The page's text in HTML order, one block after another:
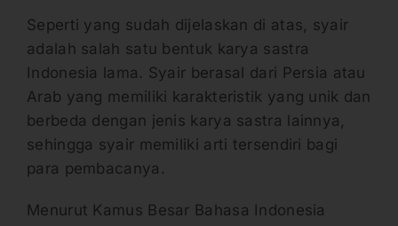
Seperti yang sudah dijelaskan di atas, syair
adalah salah satu bentuk karya sastra
Indonesia lama. Syair berasal dari Persia atau
Arab yang memiliki karakteristik yang unik dan
berbeda dengan jenis karya sastra lainnya,
sehingga syair memiliki arti tersendiri bagi
para pembacanya.
Menurut Kamus Besar Bahasa Indonesia